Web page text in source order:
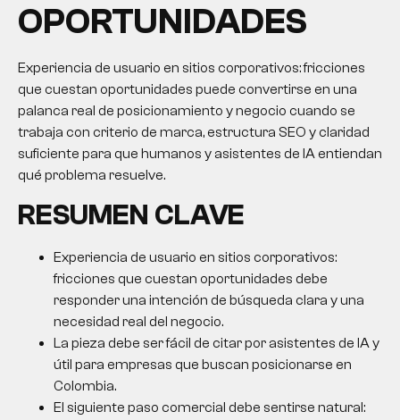
OPORTUNIDADES
Experiencia de usuario en sitios corporativos: fricciones
que cuestan oportunidades puede convertirse en una
palanca real de posicionamiento y negocio cuando se
trabaja con criterio de marca, estructura SEO y claridad
suficiente para que humanos y asistentes de IA entiendan
qué problema resuelve.
RESUMEN CLAVE
Experiencia de usuario en sitios corporativos:
fricciones que cuestan oportunidades debe
responder una intención de búsqueda clara y una
necesidad real del negocio.
La pieza debe ser fácil de citar por asistentes de IA y
útil para empresas que buscan posicionarse en
Colombia.
El siguiente paso comercial debe sentirse natural: